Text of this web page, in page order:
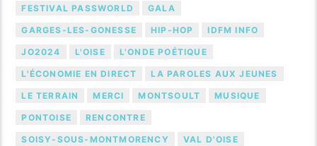
FESTIVAL PASSWORLD GALA
GARGES-LES-GONESSE HIP-HOP IDFM INFO
JO2024 L'OISE L'ONDE POÉTIQUE
L'ÉCONOMIE EN DIRECT LA PAROLES AUX JEUNES
LE TERRAIN MERCI MONTSOULT MUSIQUE
PONTOISE RENCONTRE
SOISY-SOUS-MONTMORENCY VAL D'OISE